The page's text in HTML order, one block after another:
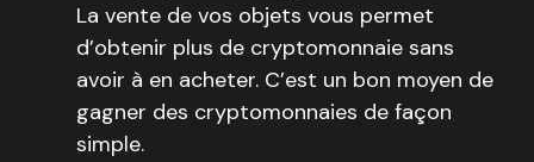
La vente de vos objets vous permet
d’obtenir plus de cryptomonnaie sans
avoir à en acheter. C’est un bon moyen de
gagner des cryptomonnaies de façon
simple.